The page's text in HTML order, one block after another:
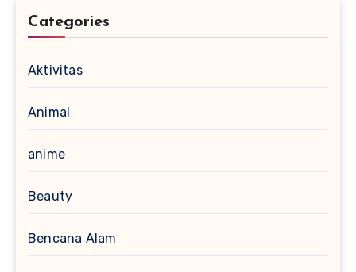
Categories
Aktivitas
Animal
anime
Beauty
Bencana Alam